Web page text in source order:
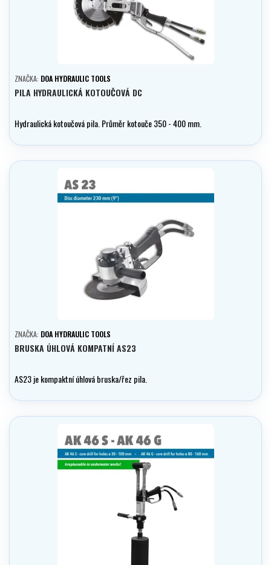
ZNAČKA: DOA HYDRAULIC TOOLS
PILA HYDRAULICKÁ KOTOUČOVÁ DC
Hydraulická kotoučová pila. Průměr kotouče 350 - 400 mm.
ZNAČKA: DOA HYDRAULIC TOOLS
BRUSKA ÚHLOVÁ KOMPATNÍ AS23
AS23 je kompaktní úhlová bruska/řez pila.